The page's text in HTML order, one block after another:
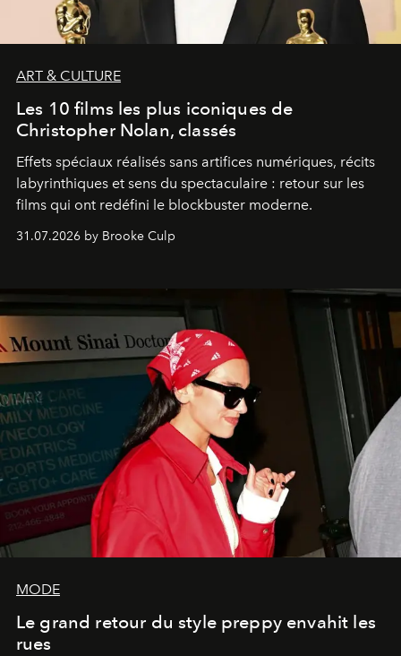
ART & CULTURE
Les 10 films les plus iconiques de
Christopher Nolan, classés
Effets spéciaux réalisés sans artifices numériques, récits
labyrinthiques et sens du spectaculaire : retour sur les
films qui ont redéfini le blockbuster moderne.
31.07.2026 by Brooke Culp
MODE
Le grand retour du style preppy envahit les
rues